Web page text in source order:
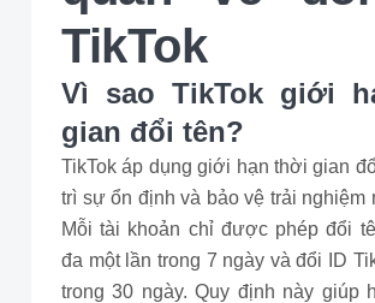
TikTok
Vì sao TikTok giới
gian đổi tên?
TikTok áp dụng giới hạn thời gian
trì sự ổn định và bảo vệ trải nghiệm
Mỗi tài khoản chỉ được phép đổi
đa một lần trong 7 ngày và đổi ID
trong 30 ngày. Quy định này giúp